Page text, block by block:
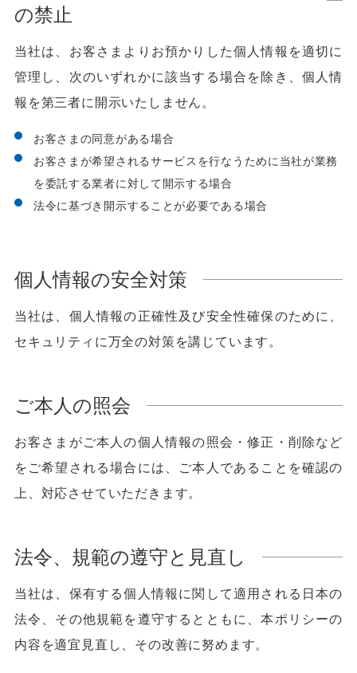
の禁止
当社は、お客さまよりお預かりした個人情報を適切に
管理し、次のいずれかに該当する場合を除き、個人情
報を第三者に開示いたしません。
お客さまの同意がある場合
お客さまが希望されるサービスを行なうために当社が業務
を委託する業者に対して開示する場合
法令に基づき開示することが必要である場合
個人情報の安全対策
当社は、個人情報の正確性及び安全性確保のために、
セキュリティに万全の対策を講じています。
ご本人の照会
お客さまがご本人の個人情報の照会・修正・削除など
をご希望される場合には、ご本人であることを確認の
上、対応させていただきます。
法令、規範の遵守と見直し
当社は、保有する個人情報に関して適用される日本の
法令、その他規範を遵守するとともに、本ポリシーの
内容を適宜見直し、その改善に努めます。